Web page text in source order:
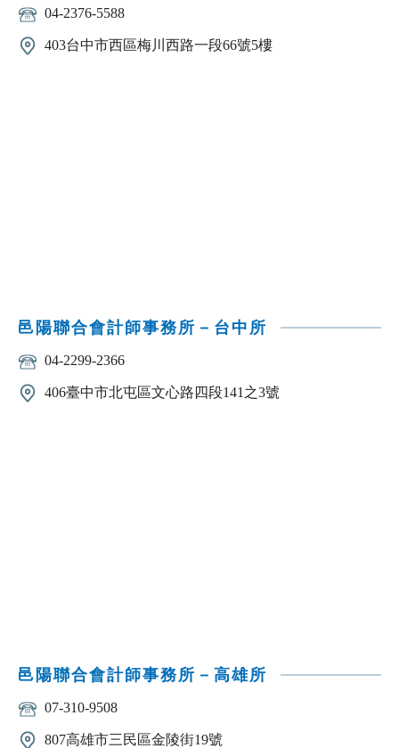
04-2376-5588
403台中市西區梅川西路一段66號5樓
邑陽聯合會計師事務所－台中所
04-2299-2366
406臺中市北屯區文心路四段141之3號
邑陽聯合會計師事務所－高雄所
07-310-9508
807高雄市三民區金陵街19號